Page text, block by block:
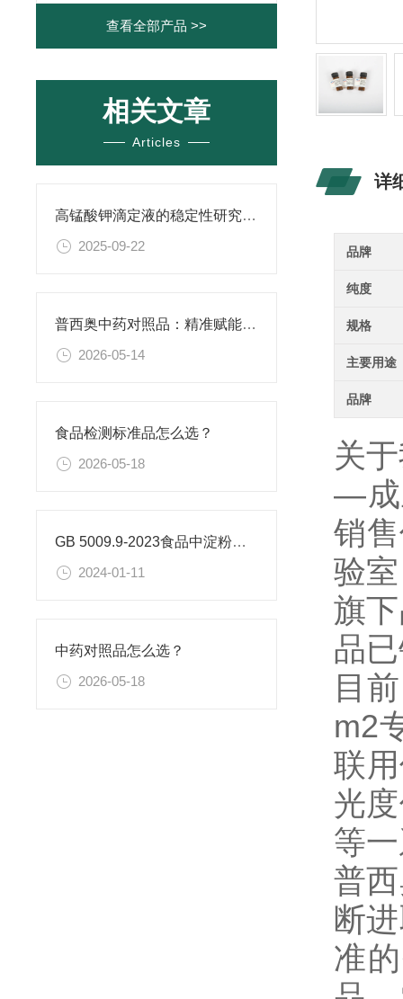
查看全部产品 >>
相关文章
Articles
高锰酸钾滴定液的稳定性研究与保存条件优化
2025-09-22
普西奥中药对照品：精准赋能现代中药质量控质
2026-05-14
食品检测标准品怎么选？
2026-05-18
GB 5009.9-2023食品中淀粉的测定
2024-01-11
中药对照品怎么选？
2026-05-18
详
品牌
纯度
规格
主要用途
品牌
关
—成
销
验
旗
品
目
m2
联
光
等
普
断
准